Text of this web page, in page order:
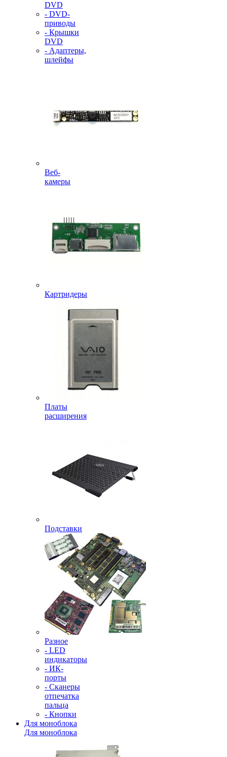
DVD
- DVD-
приводы
- Крышки
DVD
- Адаптеры,
шлейфы
Веб-
камеры
Картридеры
Платы
расширения
Подставки
Разное
- LED
индикаторы
- ИК-
порты
- Сканеры
отпечатка
пальца
- Кнопки
Для моноблока
Для моноблока